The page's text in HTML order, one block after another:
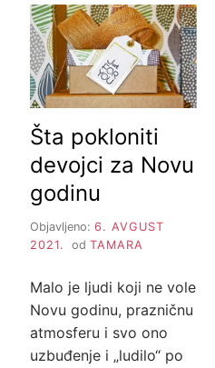
Šta pokloniti
devojci za Novu
godinu
Objavljeno: 6. AVGUST
2021.
od TAMARA
Malo je ljudi koji ne vole
Novu godinu, prazničnu
atmosferu i svo ono
uzbuđenje i „ludilo“ po